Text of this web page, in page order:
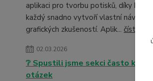
aplikaci pro tvorbu potisků, díky které
každý snadno vytvoří vlastní návrh – i
grafických zkušeností. Aplik... číst celé
02.03.2026
❔ Spustili jsme sekci často
otázek